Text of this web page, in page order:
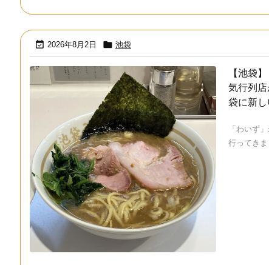
 2026年8月2日  池袋
【池袋
気行列
袋に新し
「わいず
行ってき